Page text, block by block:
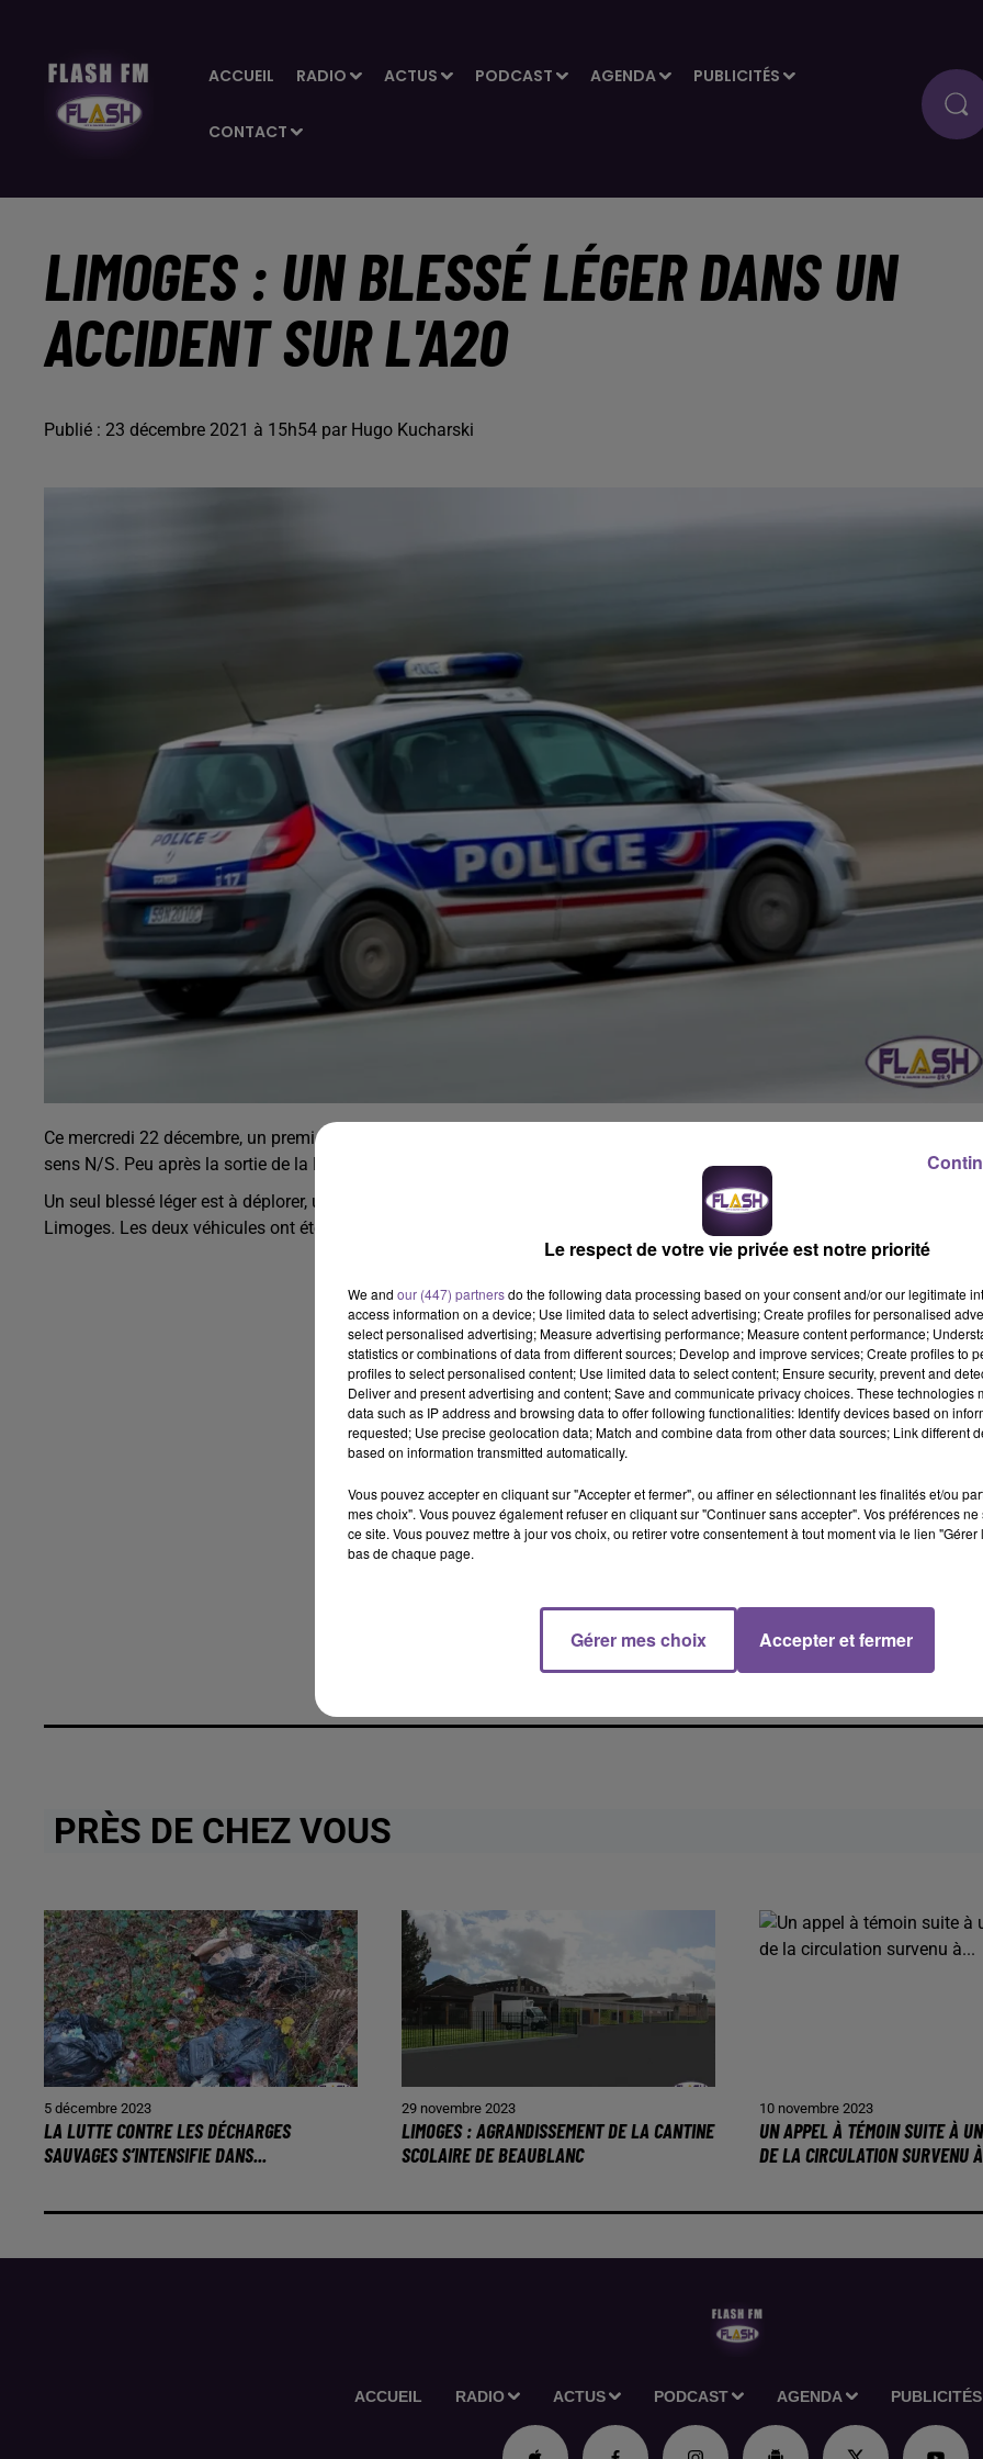
ACCUEIL RADIO ACTUS PODCAST AGENDA PUBLICITÉS
CONTACT
LIMOGES : UN BLESSÉ LÉGER DANS UN
ACCIDENT SUR L'A20
Publié : 23 décembre 2021 à 15h54 par Hugo Kucharski
Ce mercredi 22 décembre, un premier accident de la route a eu lieu aux alentours de 18 heures sur l’autoroute A20, dans le
sens N/S. Peu après la sortie de la Bastide, deux véhicules se sont percutés.
Un seul blessé léger est à déplorer, un homme de 42 ans qui souffrait de douleurs cervicales. Il a été transporté au CHU de
Limoges. Les deux véhicules ont été enlevés de la chaussée par les forces de l’ordre.
PRÈS DE CHEZ VOUS
5 décembre 2023
LA LUTTE CONTRE LES DÉCHARGES
SAUVAGES S’INTENSIFIE DANS...
29 novembre 2023
LIMOGES : AGRANDISSEMENT DE LA CANTINE
SCOLAIRE DE BEAUBLANC
10 novembre 2023
UN APPEL À TÉMOIN SUITE À
DE LA CIRCULATION SURVENU
ACCUEIL RADIO ACTUS PODCAST AGENDA PUBLICITÉS
Le respect de votre vie privée est notre priorité
We and our (447) partnersdo the following data processing based on your consent and/or our legitimate
access information on a device; Use limited data to select advertising; Create profiles for personalised
select personalised advertising; Measure advertising performance; Measure content performance;
statistics or combinations of data from different sources; Develop and improve services; Create profiles to
profiles to select personalised content; Use limited data to select content; Ensure security, prevent and
Deliver and present advertising and content; Save and communicate privacy choices. These technologies
data such as IP address and browsing data to offer following functionalities: Identify devices based on
requested; Use precise geolocation data; Match and combine data from other data sources; Link different
based on information transmitted automatically.
Vous pouvez accepter en cliquant sur "Accepter et fermer", ou affiner en sélectionnant les finalités et/ou
mes choix". Vous pouvez également refuser en cliquant sur "Continuer sans accepter". Vos préférences
ce site. Vous pouvez mettre à jour vos choix, ou retirer votre consentement à tout moment via le lien
bas de chaque page.
Gérer mes choix Accepter et fermer